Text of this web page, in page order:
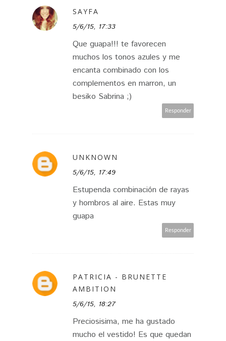
SAYFA
5/6/15, 17:33
Que guapa!!! te favorecen
muchos los tonos azules y me
encanta combinado con los
complementos en marron, un
besiko Sabrina ;)
Responder
UNKNOWN
5/6/15, 17:49
Estupenda combinación de rayas
y hombros al aire. Estas muy
guapa
Responder
PATRICIA - BRUNETTE
AMBITION
5/6/15, 18:27
Preciosisima, me ha gustado
mucho el vestido! Es que quedan